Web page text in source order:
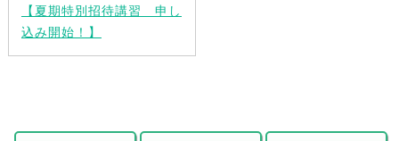
【夏期特別招待講習 申し
込み開始！】